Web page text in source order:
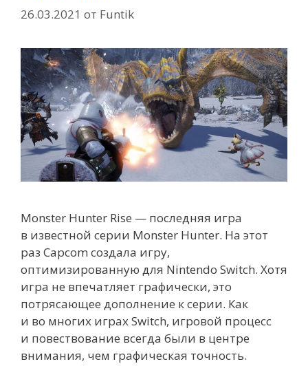
26.03.2021 от Funtik
Monster Hunter Rise — последняя игра
в известной серии Monster Hunter. На этот
раз Capcom создала игру,
оптимизированную для Nintendo Switch. Хотя
игра не впечатляет графически, это
потрясающее дополнение к серии. Как
и во многих играх Switch, игровой процесс
и повествование всегда были в центре
внимания, чем графическая точность.